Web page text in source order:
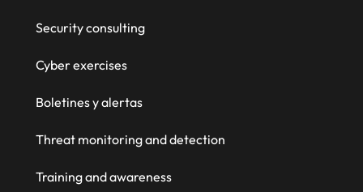
Security consulting
Cyber exercises
Boletines y alertas
Threat monitoring and detection
Training and awareness